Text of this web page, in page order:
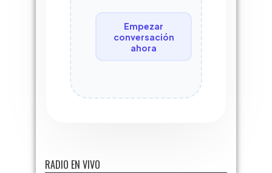
Empezar
conversación
ahora
RADIO EN VIVO